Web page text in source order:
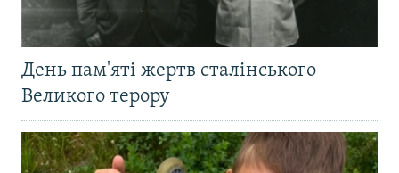
День пам'яті жертв сталінського
Великого терору